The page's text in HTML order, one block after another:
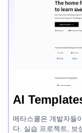
AI
메타스쿨은 개발자들
다. 실습 프로젝트, 보